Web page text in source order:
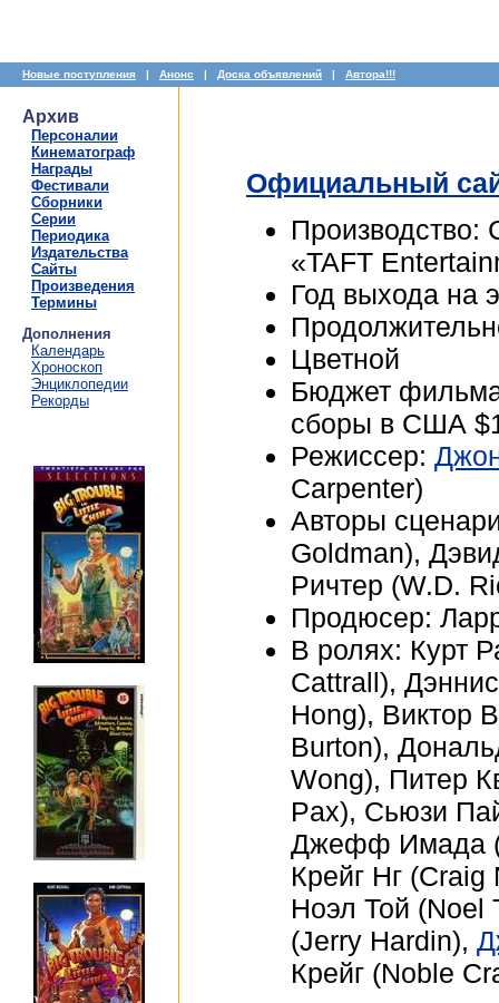
Новые поступления | Анонс | Доска объявлений | Автора!!!
Архив
Персоналии
Кинематограф
Награды
Фестивали
Сборники
Серии
Периодика
Издательства
Сайты
Произведения
Термины
Дополнения
Календарь
Хроноскоп
Энциклопедии
Рекорды
Официальный
«TAFT
Год выхода на
Цветной
Бюджет
сборы в США
Режиссер:
Carpenter)
Авторы
Goldman),
Ричтер (W.D.
Продюсер:
В ролях: Курт
Cattrall),
Hong), Виктор
Burton),
Wong), Питер
Pax), Сьюзи
Джефф Имада
Крейг Нг
Ноэл Той (Noel
(Jerry Hardin),
Крейг (Noble